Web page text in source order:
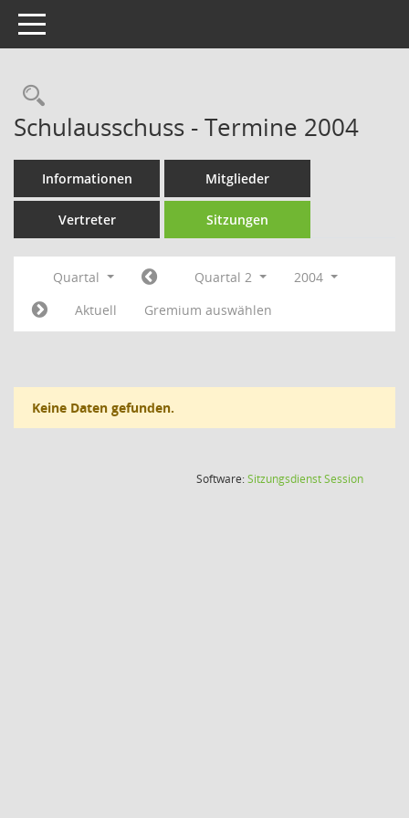
Toggle navigation
Rechercheauswahl
Schulausschuss - Termine 2004
Informationen Mitglieder
Vertreter Sitzungen
Quartal Quartal 2
2004
Aktuell
Gremium auswählen
Keine Daten gefunden.
Software:SitzungsdienstSession(Wird in